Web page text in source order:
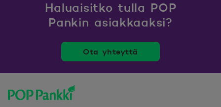
Haluaisitko tulla POP
Pankin asiakkaaksi?
Ota yhteyttä